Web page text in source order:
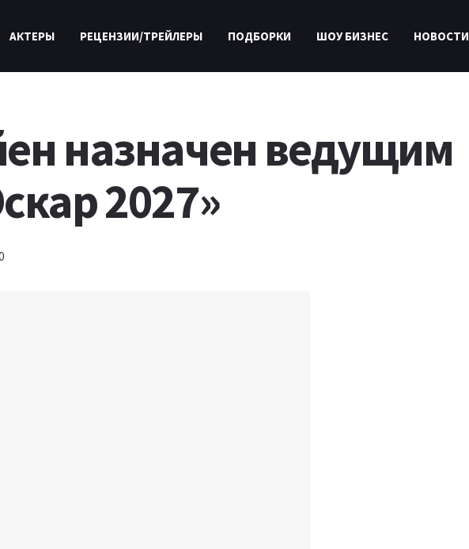
АКТЕРЫ РЕЦЕНЗИИ/ТРЕЙЛЕРЫ ПОДБОРКИ ШОУ БИЗНЕС НОВОСТИ
назначен ведущим
2027»